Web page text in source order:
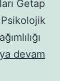
Getap
Psikolojik
devam